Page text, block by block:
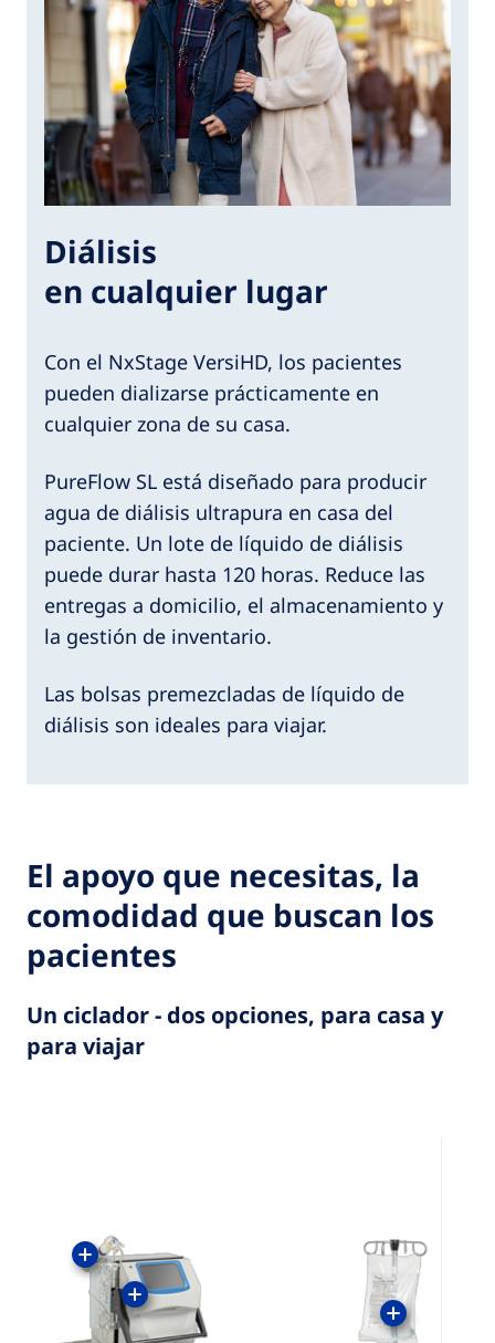
Diálisis
en cualquier lugar
Con el NxStage VersiHD, los pacientes
pueden dializarse prácticamente en
cualquier zona de su casa.
PureFlow SL está diseñado para producir
agua de diálisis ultrapura en casa del
paciente. Un lote de líquido de diálisis
puede durar hasta 120 horas. Reduce las
entregas a domicilio, el almacenamiento y
la gestión de inventario.
Las bolsas premezcladas de líquido de
diálisis son ideales para viajar.
El apoyo que necesitas, la
comodidad que buscan los
pacientes
Un ciclador - dos opciones, para casa y
para viajar